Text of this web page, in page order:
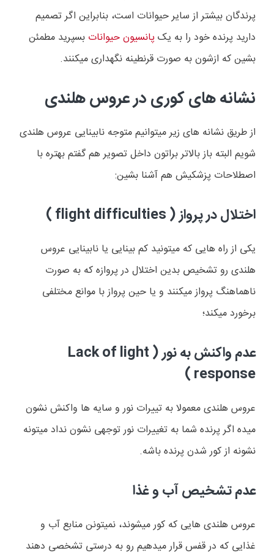
پرندگان بیشتر از سایر حیوانات است، بنابراین اگر تصمیم
دارید پرنده خود را به یکپانسیون حیوانات بسپرید مطمئن
بشین که ازشون به صورت قرنطینه نگهداری میکنند.
نشانه های کوری در عروس هلندی
از طریق نشانه های زیر میتوانیم متوجه نابینایی عروس هلندی
شویم البته باز بالاتر براتون داخل تصویر هم گفتم بهتره با
اصطلاحات پزشکیش هم آشنا بشین:
اختلال در پرواز (flight difficulties
)
یکی از راه هایی که میتونید کم بینایی یا نابینایی عروس
هلندی رو تشخیص بدین اختلال در پروازه که به صورت
ناهماهنگ پرواز میکنند و یا حین پرواز با موانع مختلفی
برخورد میکند؛
عدم واکنش به نور (Lack of light
response
)
عروس هلندی معمولا به تییرات نور و سایه ها واکنش نشون
میده اگر پرنده شما به تغییرات نور توجهی نشون نداد میتونه
نشونه از کور شدن پرنده باشه.
عدم تشخیص آب و غذا
عروس هلندی هایی که کور میشوند، نمیتونن منابع آب و
غذایی که در قفس قرار میدهیم رو به درستی تشخصی دهند